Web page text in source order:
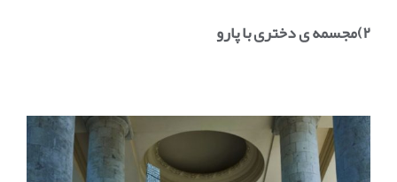
۲)مجسمه ی دختری با پارو